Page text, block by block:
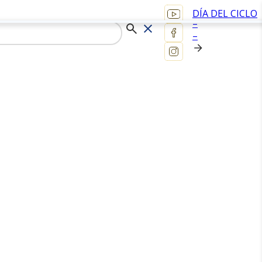
DÍA DEL CICLO
–
–